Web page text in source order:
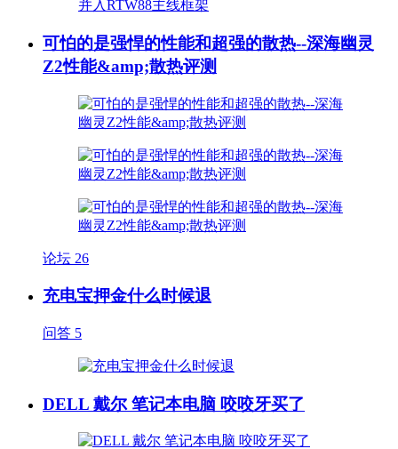
可怕的是强悍的性能和超强的散热--深海幽灵
Z2性能&amp;散热评测
论坛 26
充电宝押金什么时候退
问答 5
DELL 戴尔 笔记本电脑 咬咬牙买了